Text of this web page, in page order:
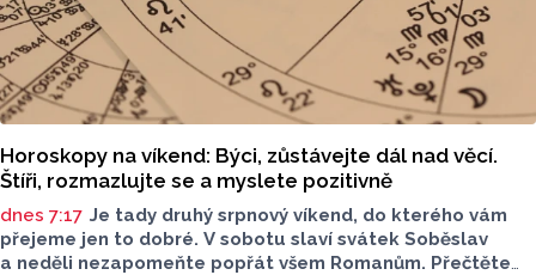
Horoskopy na víkend: Býci, zůstávejte dál nad věcí.
Štíři, rozmazlujte se a myslete pozitivně
dnes 7:17 Je tady druhý srpnový víkend, do kterého vám
přejeme jen to dobré. V sobotu slaví svátek Soběslav
a neděli nezapomeňte popřát všem Romanům. Přečtěte